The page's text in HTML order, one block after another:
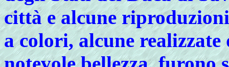
città e alcune
a colori, alcune